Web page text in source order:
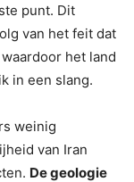
punt. Dit
van het feit dat
het land
in een slang.
weinig
van Iran
De geologie